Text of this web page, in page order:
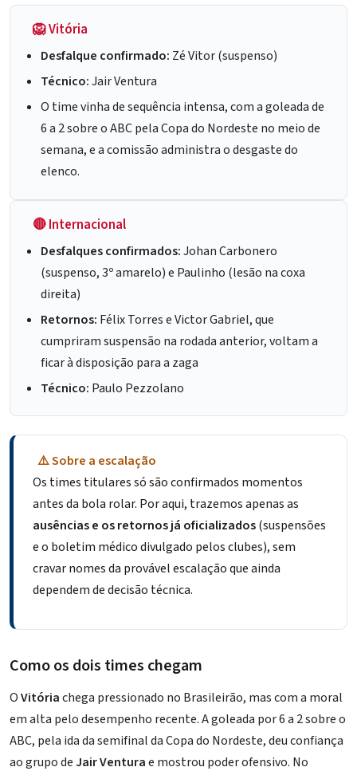
🦁 Vitória
Desfalque confirmado: Zé Vitor (suspenso)
Técnico:Jair Ventura
O time vinha de sequência intensa, com a goleada de
6 a 2 sobre o ABC pela Copa do Nordeste no meio de
semana, e a comissão administra o desgaste do
elenco.
🔴 Internacional
Desfalques confirmados:Johan Carbonero
(suspenso, 3º amarelo) e Paulinho (lesão na coxa
direita)
Retornos: Félix Torres e Victor Gabriel, que
cumpriram suspensão na rodada anterior, voltam a
ficar à disposição para a zaga
Técnico: Paulo Pezzolano
⚠️ Sobre a escalação
Os times titulares só são confirmados momentos
antes da bola rolar. Por aqui, trazemos apenas as
ausências e os retornos já oficializados(suspensões
e o boletim médico divulgado pelos clubes), sem
cravar nomes da provável escalação que ainda
dependem de decisão técnica.
Como os dois times chegam
OVitóriachega pressionado no Brasileirão, mas com a moral
em alta pelo desempenho recente. A goleada por 6 a 2 sobre o
ABC, pela ida da semifinal da Copa do Nordeste, deu confiança
ao grupo deJair Venturae mostrou poder ofensivo. No